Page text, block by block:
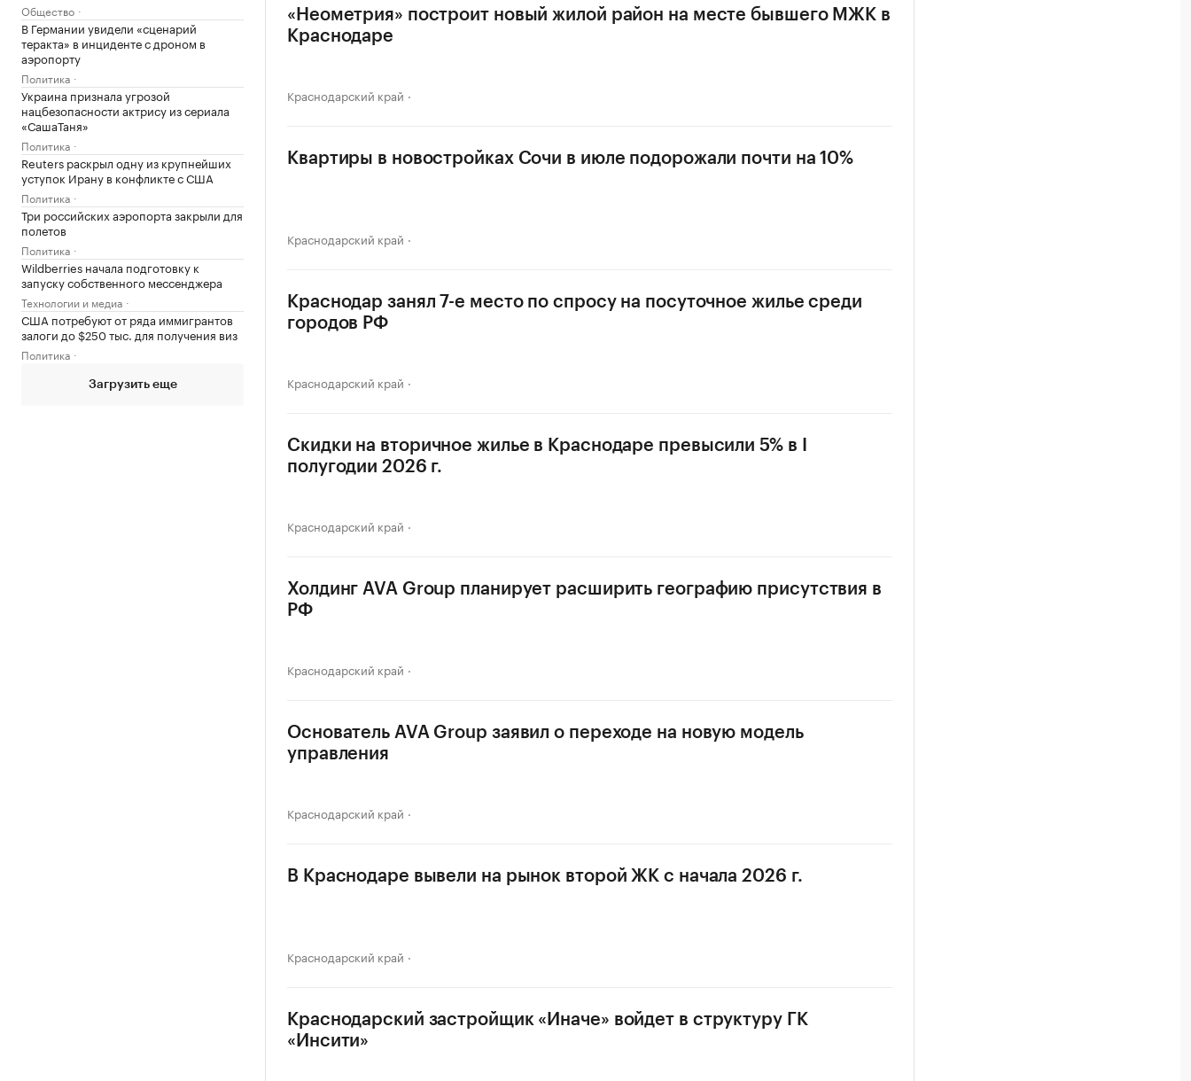
Общество
В Германии увидели «сценарий
теракта» в инциденте с дроном в
аэропорту
Политика
Украина признала угрозой
нацбезопасности актрису из сериала
«СашаТаня»
Политика
Reuters раскрыл одну из крупнейших
уступок Ирану в конфликте с США
Политика
Три российских аэропорта закрыли для
полетов
Политика
Wildberries начала подготовку к
запуску собственного мессенджера
Технологии и медиа
США потребуют от ряда иммигрантов
залоги до $250 тыс. для получения виз
Политика
Загрузить еще
«Неометрия» построит новый жилой район на месте бывшего МЖК в
Краснодаре
Краснодарский край
Квартиры в новостройках Сочи в июле подорожали почти на 10%
Краснодарский край
Краснодар занял 7-е место по спросу на посуточное жилье среди
городов РФ
Краснодарский край
Скидки на вторичное жилье в Краснодаре превысили 5% в I
полугодии 2026 г.
Краснодарский край
Холдинг AVA Group планирует расширить географию присутствия в
РФ
Краснодарский край
Основатель AVA Group заявил о переходе на новую модель
управления
Краснодарский край
В Краснодаре вывели на рынок второй ЖК с начала 2026 г.
Краснодарский край
Краснодарский застройщик «Иначе» войдет в структуру ГК
«Инсити»